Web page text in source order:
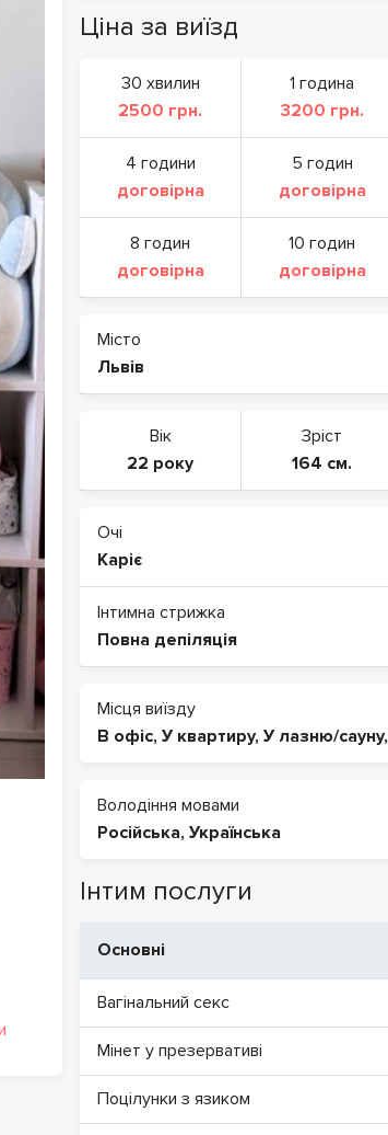
Ціна за виїзд
30 хвилин
2500 грн.
1 година
3200 грн.
4 години
договірна
5 годин
договірна
8 годин
договірна
10 годин
договірна
Місто
Львів
Вік
22 року
Зріст
164 см.
Очі
Каріє
Інтимна стрижка
Повна депіляція
Місця виїзду
В офіс, У квартиру, У лазню/сауну,
Володіння мовами
Російська, Українська
Інтим послуги
Основні
Вагінальний секс
Мінет у презервативі
Поцілунки з язиком